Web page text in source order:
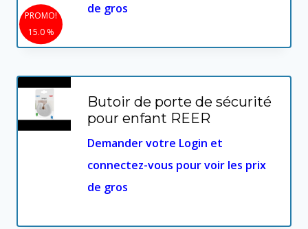
PROMO!
15.0 %
de gros
Butoir de porte de sécurité
pour enfant REER
Demander votre Login et
connectez-vous pour voir les prix
de gros